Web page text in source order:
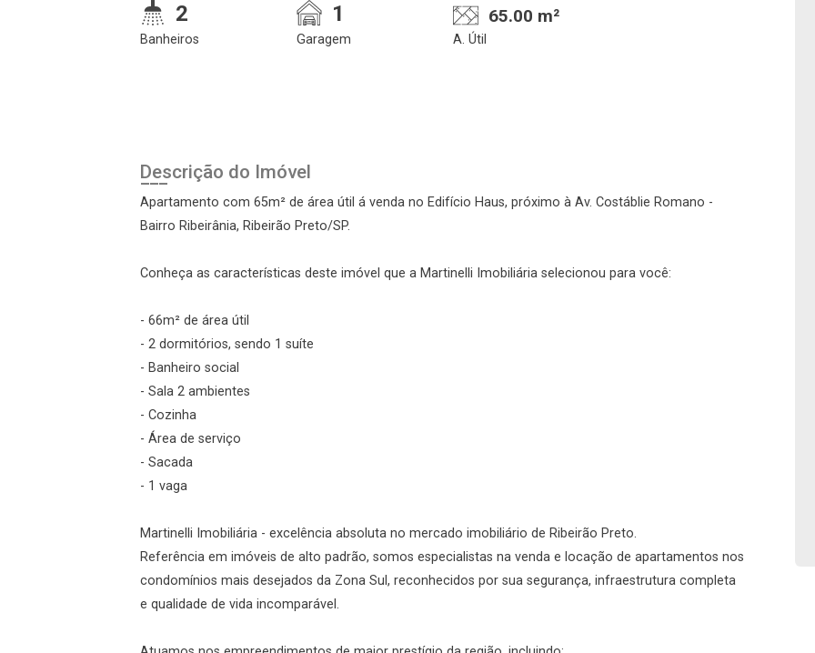
2
Banheiros
1
Garagem
65.00 m²
A. Útil
Descrição do Imóvel
Apartamento com 65m² de área útil á venda no Edifício Haus, próximo à Av. Costáblie Romano -
Bairro Ribeirânia, Ribeirão Preto/SP.
Conheça as características deste imóvel que a Martinelli Imobiliária selecionou para você:
- 66m² de área útil
- 2 dormitórios, sendo 1 suíte
- Banheiro social
- Sala 2 ambientes
- Cozinha
- Área de serviço
- Sacada
- 1 vaga
Martinelli Imobiliária - excelência absoluta no mercado imobiliário de Ribeirão Preto.
Referência em imóveis de alto padrão, somos especialistas na venda e locação de apartamentos nos
condomínios mais desejados da Zona Sul, reconhecidos por sua segurança, infraestrutura completa
e qualidade de vida incomparável.
07/08/2026
Login
Cadastre-se
Agendar Visita